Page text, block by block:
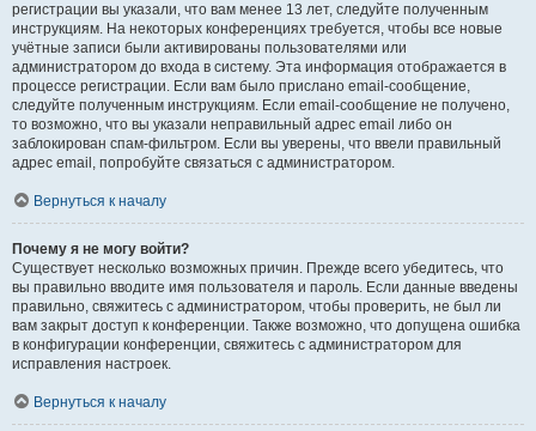
регистрации вы указали, что вам менее 13 лет, следуйте полученным
инструкциям. На некоторых конференциях требуется, чтобы все новые
учётные записи были активированы пользователями или
администратором до входа в систему. Эта информация отображается в
процессе регистрации. Если вам было прислано email-сообщение,
следуйте полученным инструкциям. Если email-сообщение не получено,
то возможно, что вы указали неправильный адрес email либо он
заблокирован спам-фильтром. Если вы уверены, что ввели правильный
адрес email, попробуйте связаться с администратором.
Вернуться к началу
Почему я не могу войти?
Существует несколько возможных причин. Прежде всего убедитесь, что
вы правильно вводите имя пользователя и пароль. Если данные введены
правильно, свяжитесь с администратором, чтобы проверить, не был ли
вам закрыт доступ к конференции. Также возможно, что допущена ошибка
в конфигурации конференции, свяжитесь с администратором для
исправления настроек.
Вернуться к началу